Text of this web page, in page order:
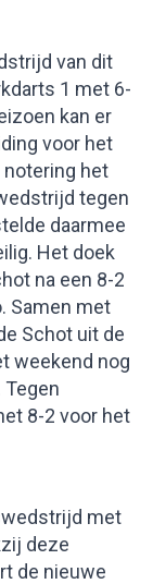
van dit
1 met 6-
kan er
voor het
het
tegen
daarmee
Het doek
na een 8-2
Samen met
Schot uit de
weekend nog
8-2 voor het
met
deze
de nieuwe